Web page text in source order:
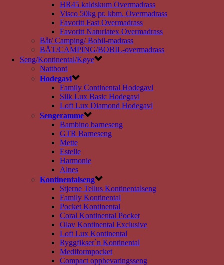
HR45 kaldskum Overmadrass
Visco 50kg pr. kbm. Overmadrass
Favoritt Fast Overmadrass
Favoritt Naturlatex Overmadrass
Båt/ Camping/ Bobil-madrass
BÅT/CAMPING/BOBIL-overmadrass
Seng/Kontinental/Køye
Nattbord
Hodegavl
Family Continental Hodegavl
Silk Lux Basic Hodegavl
Loft Lux Diamond Hodegavl
Sengeramme
Bambino barneseng
GTR Barneseng
Mette
Estelle
Harmonie
Alnes
Kontinentalseng
Stjerne Tellus Kontinentalseng
Family Kontinental
Pocket Kontinental
Coral Kontinental Pocket
Olav Kontinental Exclusive
Loft Lux Kontinental
Ryggfikser`n Kontinental
Mediformpocket
Compact oppbevaringsseng